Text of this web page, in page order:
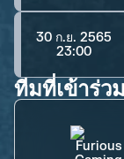
30 ก.ย. 2565
23:00
ทีมที่เข้าร่วม